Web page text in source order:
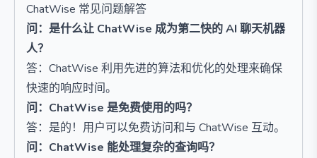
ChatWise 常见问题解答
问：是什么让 ChatWise 成为第二快的 AI 聊天机器
人？
答：ChatWise 利用先进的算法和优化的处理来确保
快速的响应时间。
问：ChatWise 是免费使用的吗？
答：是的！用户可以免费访问和与 ChatWise 互动。
问：ChatWise 能处理复杂的查询吗？